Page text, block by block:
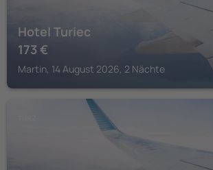
Hotel Turiec
173 €
Martin, 14 August 2026, 2 Nächte